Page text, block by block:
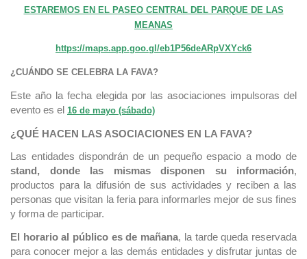
ESTAREMOS EN EL PASEO CENTRAL DEL PARQUE DE LAS
MEANAS
https://maps.app.goo.gl/eb1P56deARpVXYck6
¿CUÁNDO SE CELEBRA LA FAVA?
Este año la fecha elegida por las asociaciones impulsoras del
evento es el 16 de mayo (sábado)
¿QUÉ HACEN LAS ASOCIACIONES EN LA FAVA?
Las entidades dispondrán de un pequeño espacio a modo de
stand, donde las mismas disponen su información,
productos para la difusión de sus actividades y reciben a las
personas que visitan la feria para informarles mejor de sus fines
y forma de participar.
El horario al público es de mañana, la tarde queda reservada
para conocer mejor a las demás entidades y disfrutar juntas de